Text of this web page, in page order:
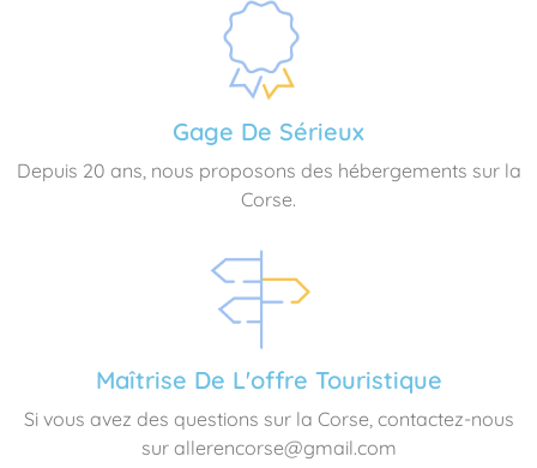
Gage De Sérieux
Depuis 20 ans, nous proposons des hébergements sur la
Corse.
Maîtrise De L'offre Touristique
Si vous avez des questions sur la Corse, contactez-nous
sur allerencorse@gmail.com